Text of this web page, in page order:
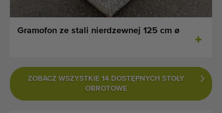
Ostatnio widziany maszyny
Import maszyn
Gramofon ze stali nierdzewnej 125 cm ø
ZOBACZ WSZYSTKIE 14 DOSTĘPNYCH STOŁY
OBROTOWE